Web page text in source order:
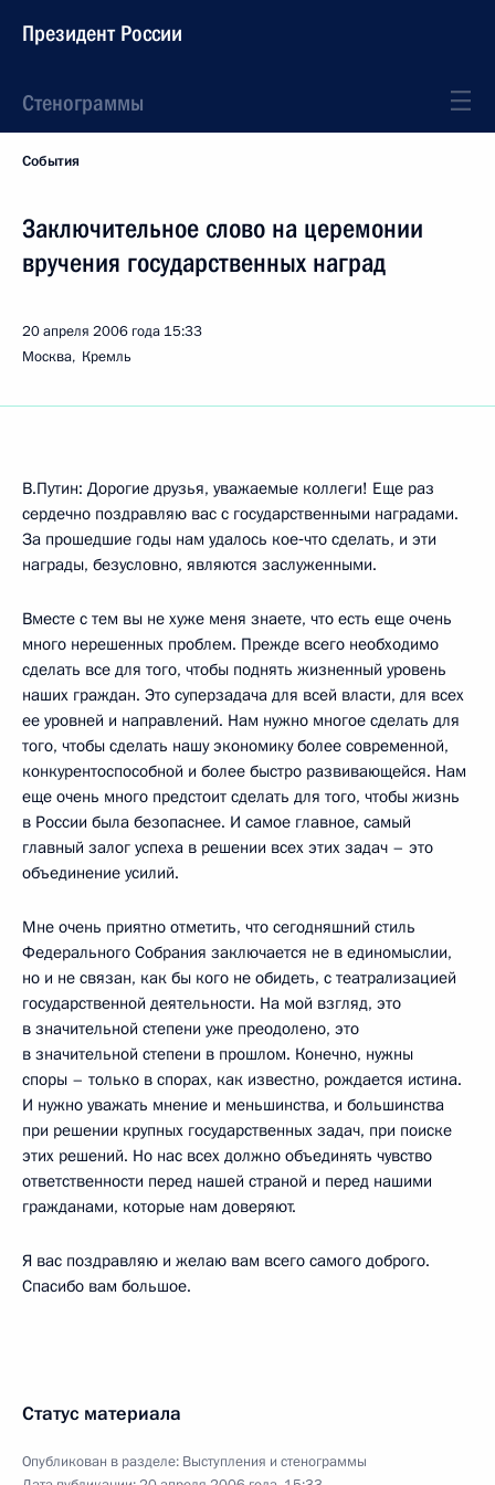
Президент России
Стенограммы
События
Заключительное слово на церемонии
вручения государственных наград
20 апреля 2006 года 15:33
Москва, Кремль
В.Путин: Дорогие друзья, уважаемые коллеги! Еще раз
сердечно поздравляю вас с государственными наградами.
За прошедшие годы нам удалось кое‑что сделать, и эти
награды, безусловно, являются заслуженными.
Вместе с тем вы не хуже меня знаете, что есть еще очень
много нерешенных проблем. Прежде всего необходимо
сделать все для того, чтобы поднять жизненный уровень
наших граждан. Это суперзадача для всей власти, для всех
ее уровней и направлений. Нам нужно многое сделать для
того, чтобы сделать нашу экономику более современной,
конкурентоспособной и более быстро развивающейся. Нам
еще очень много предстоит сделать для того, чтобы жизнь
в России была безопаснее. И самое главное, самый
главный залог успеха в решении всех этих задач – это
объединение усилий.
Мне очень приятно отметить, что сегодняшний стиль
Федерального Собрания заключается не в единомыслии,
но и не связан, как бы кого не обидеть, с театрализацией
государственной деятельности. На мой взгляд, это
в значительной степени уже преодолено, это
в значительной степени в прошлом. Конечно, нужны
споры – только в спорах, как известно, рождается истина.
И нужно уважать мнение и меньшинства, и большинства
при решении крупных государственных задач, при поиске
этих решений. Но нас всех должно объединять чувство
ответственности перед нашей страной и перед нашими
гражданами, которые нам доверяют.
Я вас поздравляю и желаю вам всего самого доброго.
Спасибо вам большое.
Статус материала
Опубликован в разделе: Выступления и стенограммы